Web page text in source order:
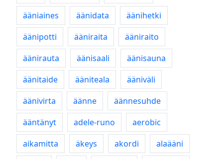
ääniaines
äänidata
äänihetki
äänipotti
ääniraita
ääniraito
äänirauta
äänisaali
äänisauna
äänitaide
ääniteala
ääniväli
äänivirta
äänne
äännesuhde
ääntänyt
adele-runo
aerobic
aikamitta
äkeys akordi
alaääni